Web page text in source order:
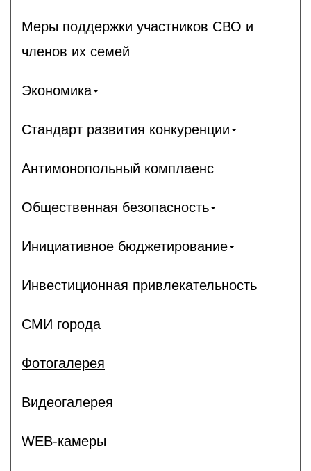
Меры поддержки участников СВО и
членов их семей
Экономика
Стандарт развития конкуренции
Антимонопольный комплаенс
Общественная безопасность
Инициативное бюджетирование
Инвестиционная привлекательность
СМИ города
Фотогалерея
Видеогалерея
WEB-камеры